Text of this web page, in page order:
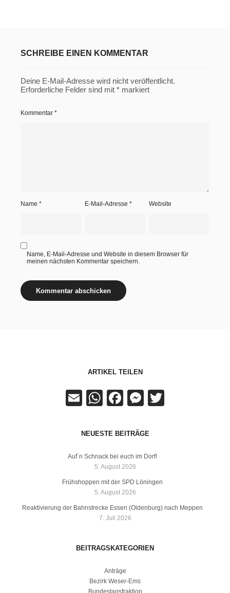
SCHREIBE EINEN KOMMENTAR
Deine E-Mail-Adresse wird nicht veröffentlicht.
Erforderliche Felder sind mit * markiert
Kommentar *
Name * E-Mail-Adresse* Website
Name, E-Mail-Adresse und Website in diesem Browser für
meinen nächsten Kommentar speichern.
ARTIKEL TEILEN
EmailWhatsApp
Facebook
Messenger
NEUESTE BEITRÄGE
Auf´n Schnack bei euch im Dorf!
5. August 2026
Frühshoppen mit der SPD Löningen
5. August 2026
Reaktivierung der Bahnstrecke Essen (Oldenburg) nach Meppen
7. Juli 2026
BEITRAGSKATEGORIEN
Anträge
Bezirk Weser-Ems